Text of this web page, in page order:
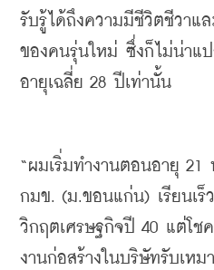
รับรู้ได้ถึงความมีชีวิตชีวาแ
ของคนรุ่นใหม่ ซึ่งก็ไม่น่าแ
อายุเฉลี่ย 28 ปีเท่านั้น
“ผมเริ่มทำงานตอนอายุ 21
กมข. (ม.ขอนแก่น) เรียนเร็
วิกฤตเศรษฐกิจปี
40 แต่โช
งานก่อสร้างในบริษัทรับเหม